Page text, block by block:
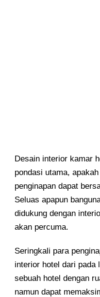
Desain interior kamar
pondasi utama,
penginapan dapat
Seluas apapun
didukung dengan
akan percuma.
Seringkali para
interior hotel dari pada
sebuah hotel dengan
namun dapat